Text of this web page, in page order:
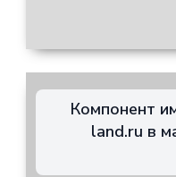
Компонент